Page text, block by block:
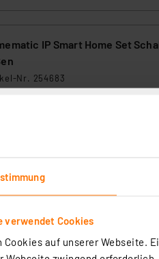
verwendet Cookies
Cookies auf unserer Webseite.
IP Smart Home Set
Nr. 254683